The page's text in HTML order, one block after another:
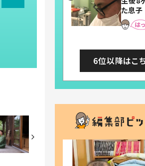
れる」
た息
後、当
に書い
6位以降はこ